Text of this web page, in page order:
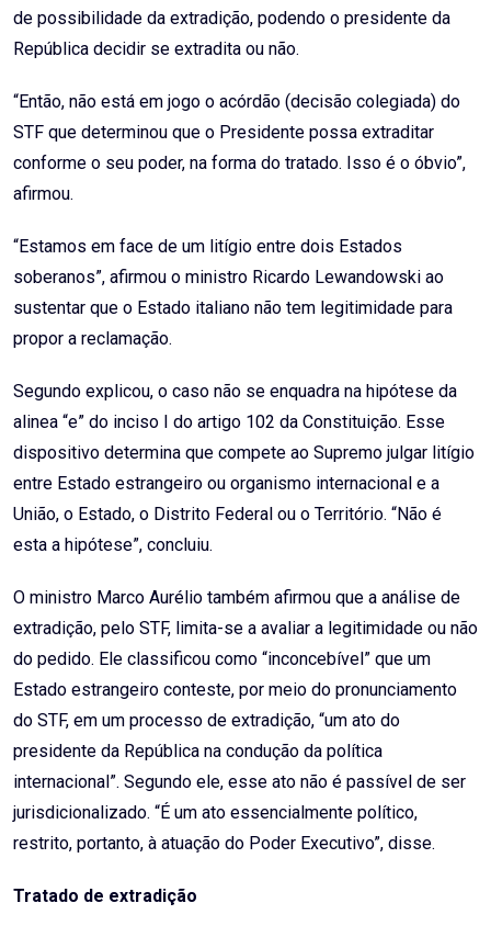
de possibilidade da extradição, podendo o presidente da
República decidir se extradita ou não.
“Então, não está em jogo o acórdão (decisão colegiada) do
STF que determinou que o Presidente possa extraditar
conforme o seu poder, na forma do tratado. Isso é o óbvio”,
afirmou.
“Estamos em face de um litígio entre dois Estados
soberanos”, afirmou o ministro Ricardo Lewandowski ao
sustentar que o Estado italiano não tem legitimidade para
propor a reclamação.
Segundo explicou, o caso não se enquadra na hipótese da
alinea “e” do inciso I do artigo 102 da Constituição. Esse
dispositivo determina que compete ao Supremo julgar litígio
entre Estado estrangeiro ou organismo internacional e a
União, o Estado, o Distrito Federal ou o Território. “Não é
esta a hipótese”, concluiu.
O ministro Marco Aurélio também afirmou que a análise de
extradição, pelo STF, limita-se a avaliar a legitimidade ou não
do pedido. Ele classificou como “inconcebível” que um
Estado estrangeiro conteste, por meio do pronunciamento
do STF, em um processo de extradição, “um ato do
presidente da República na condução da política
internacional”. Segundo ele, esse ato não é passível de ser
jurisdicionalizado. “É um ato essencialmente político,
restrito, portanto, à atuação do Poder Executivo”, disse.
Tratado de extradição